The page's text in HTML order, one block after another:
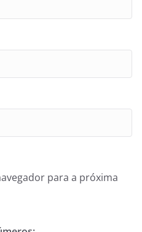
para a próxima